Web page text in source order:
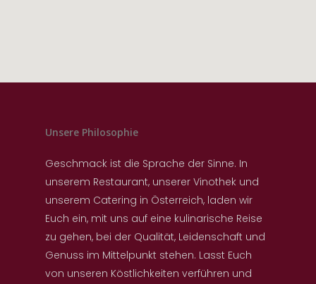
Unsere Philosophie
Geschmack ist die Sprache der Sinne. In
unserem Restaurant, unserer Vinothek und
unserem Catering in Österreich, laden wir
Euch ein, mit uns auf eine kulinarische Reise
zu gehen, bei der Qualität, Leidenschaft und
Genuss im Mittelpunkt stehen. Lasst Euch
von unseren Köstlichkeiten verführen und